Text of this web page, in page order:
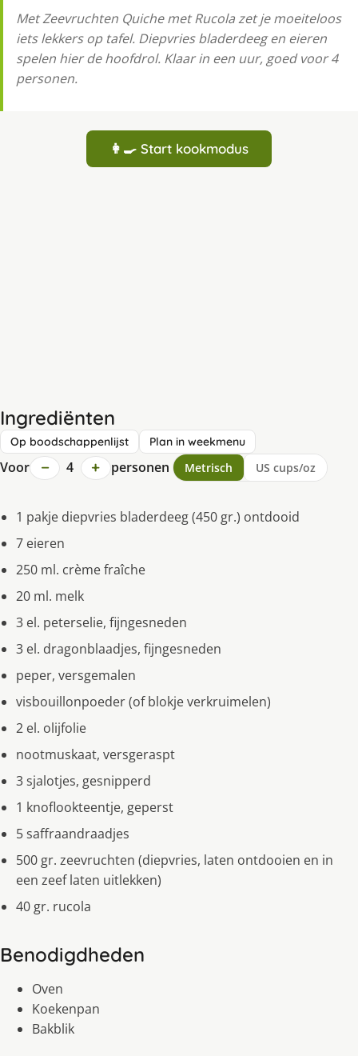
Met Zeevruchten Quiche met Rucola zet je moeiteloos
iets lekkers op tafel. Diepvries bladerdeeg en eieren
spelen hier de hoofdrol. Klaar in een uur, goed voor 4
personen.
👩‍🍳 Start kookmodus
Ingrediënten
Op boodschappenlijst Plan in weekmenu
Voor − 4 + personen Metrisch US cups/oz
1 pakje diepvries bladerdeeg (450 gr.) ontdooid
7 eieren
250 ml. crème fraîche
20 ml. melk
3 el. peterselie, fijngesneden
3 el. dragonblaadjes, fijngesneden
peper, versgemalen
visbouillonpoeder (of blokje verkruimelen)
2 el. olijfolie
nootmuskaat, versgeraspt
3 sjalotjes, gesnipperd
1 knoflookteentje, geperst
5 saffraandraadjes
500 gr. zeevruchten (diepvries, laten ontdooien en in
een zeef laten uitlekken)
40 gr. rucola
Benodigdheden
Oven
Koekenpan
Bakblik